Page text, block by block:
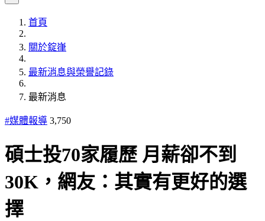
首頁
關於錠嵂
最新消息與榮譽記錄
最新消息
#媒體報導 3,750
碩士投70家履歷 月薪卻不到
30K，網友：其實有更好的選
擇